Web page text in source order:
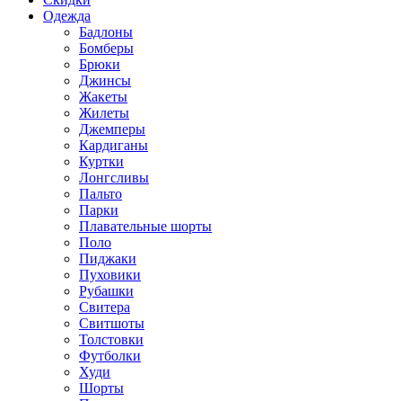
Одежда
Бадлоны
Бомберы
Брюки
Джинсы
Жакеты
Жилеты
Джемперы
Кардиганы
Куртки
Лонгсливы
Пальто
Парки
Плавательные шорты
Поло
Пиджаки
Пуховики
Рубашки
Свитера
Свитшоты
Толстовки
Футболки
Худи
Шорты